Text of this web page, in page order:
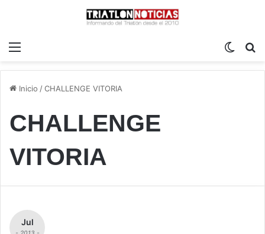
Inicio /CHALLENGE VITORIA
CHALLENGE
VITORIA
Jul